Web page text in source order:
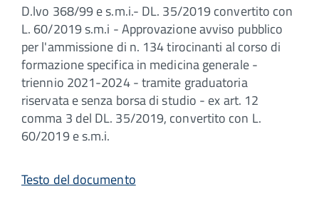
D.lvo 368/99 e s.m.i.- DL. 35/2019 convertito con
L. 60/2019 s.m.i - Approvazione avviso pubblico
per l'ammissione di n. 134 tirocinanti al corso di
formazione specifica in medicina generale -
triennio 2021-2024 - tramite graduatoria
riservata e senza borsa di studio - ex art. 12
comma 3 del DL. 35/2019, convertito con L.
60/2019 e s.m.i.
Testo del documento